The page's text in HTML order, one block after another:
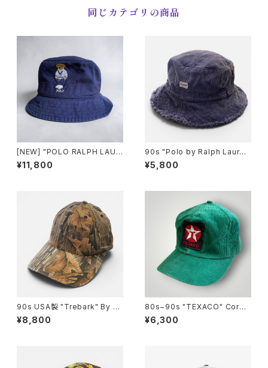
同じカテゴリの商品
[NEW] "POLO RALPH LAUR
EN" Polo Bear Twill Bucket
Hat ポロ ラルフ ローレン ポロ
¥11,800
90s "Polo by Ralph Laure
n" Corduroy HAT ラルフロー
レンコーデュロイ ハット [L/XL]
¥5,800
90s USA製 "Trebark" By Ly
nch Superflauge Camoufla
ge CAP カモフラージュ柄 キャ
¥8,800
80s~90s "TEXACO" Cordu
roy Trucker CAP テキサコ コ
ーデュロイ トラッカーキャップ
¥6,300